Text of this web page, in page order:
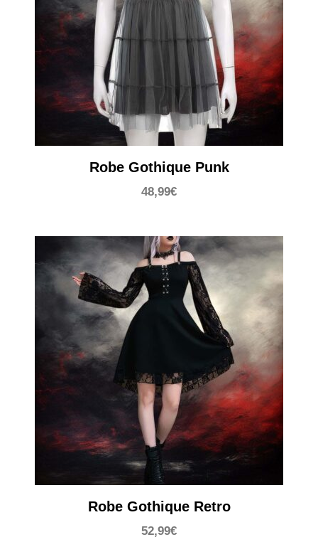
Robe Gothique Punk
48,99€
Robe Gothique Retro
52,99€